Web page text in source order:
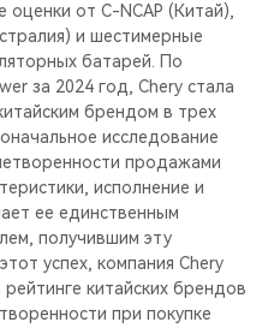
от C-NCAP (Китай),
и шестимерные
батарей. По
за 2024 год, Chery стала
брендом в трех
исследование
продажами
исполнение и
ее единственным
получившим эту
успех, компания Chery
китайских брендов
при покупке